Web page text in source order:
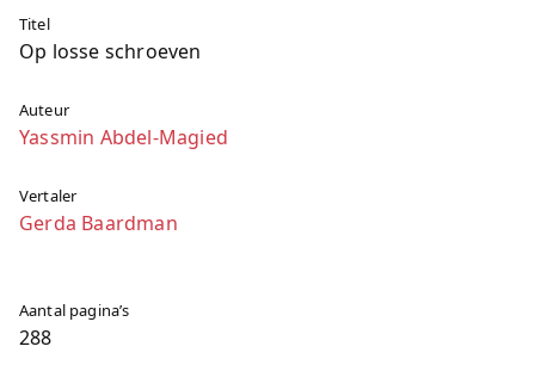
Titel
Op losse schroeven
Auteur
Yassmin Abdel-Magied
Vertaler
Gerda Baardman
Aantal pagina’s
288